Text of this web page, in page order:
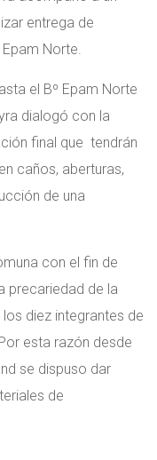
entrega de
Norte.
el Bº Epam Norte
dialogó con la
final que tendrán
caños, aberturas,
de una
con el fin de
precariedad de la
diez integrantes de
esta razón desde
se dispuso dar
de